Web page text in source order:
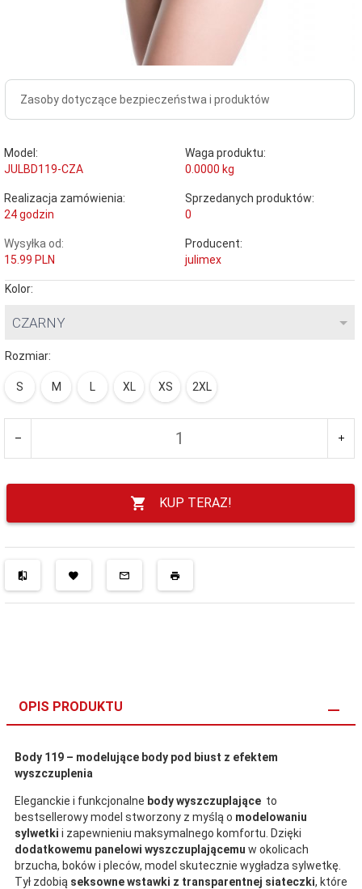
Zasoby dotyczące bezpieczeństwa i produktów
Model:
JULBD119-CZA
Waga produktu:
0.0000 kg
Realizacja zamówienia:
24 godzin
Sprzedanych produktów:
0
Wysyłka od:
15.99 PLN
Producent:
julimex
Kolor:
CZARNY
Rozmiar:
S M L XL XS 2XL
KUP TERAZ!
OPIS PRODUKTU
Body 119 – modelujące body pod biust z efektem
wyszczuplenia
Eleganckie i funkcjonalne body wyszczuplające to
bestsellerowy model stworzony z myślą o modelowaniu
sylwetki i zapewnieniu maksymalnego komfortu. Dzięki
dodatkowemu panelowi wyszczuplającemu w okolicach
brzucha, boków i pleców, model skutecznie wygładza sylwetkę.
Tył zdobią seksowne wstawki z transparentnej siateczki, które